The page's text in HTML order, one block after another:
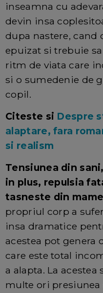
inseamna cu
devin insa
dupa nastere, cand
epuizat si trebuie
ritm de viata care
si o sumedenie de
copil.
Citeste si Despre
alaptare, fara
si realism
Tensiunea din
in plus, repulsia
tasneste din
propriul corp a
insa dramatice
acestea pot genera
care este total
a alapta. La acestea
multe ori